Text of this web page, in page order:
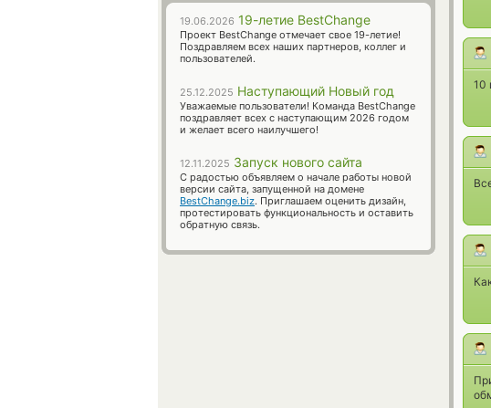
10
19.06.2026 19-летие BestChange
Проект BestChange отмечает свое 19-летие!
Поздравляем всех наших партнеров, коллег и
пользователей.
25.12.2025 Наступающий Новый год
Уважаемые пользователи! Команда BestChange
поздравляет всех с наступающим 2026 годом
и желает всего наилучшего!
12.11.2025 Запуск нового сайта
С радостью объявляем о начале работы новой
версии сайта, запущенной на домене
BestChange.biz. Приглашаем оценить дизайн,
протестировать функциональность и оставить
обратную связь.